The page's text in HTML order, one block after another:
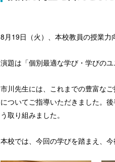
8月19日（火）、本校教員の授業力
演題は「個別最適な学び・学びの
市川先生には、これまでの豊富な
についてご指導いただきました。
う取り組みました。
本校では、今回の学びを踏まえ、